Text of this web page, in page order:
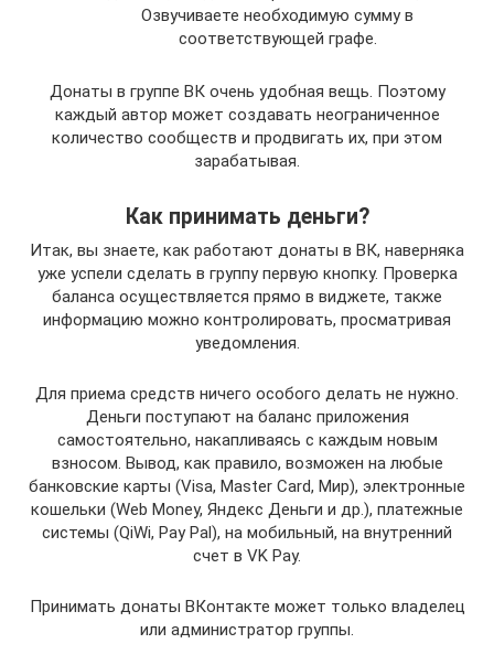
Озвучиваете необходимую сумму в
соответствующей графе.
Донаты в группе ВК очень удобная вещь. Поэтому
каждый автор может создавать неограниченное
количество сообществ и продвигать их, при этом
зарабатывая.
Как принимать деньги?
Итак, вы знаете, как работают донаты в ВК, наверняка
уже успели сделать в группу первую кнопку. Проверка
баланса осуществляется прямо в виджете, также
информацию можно контролировать, просматривая
уведомления.
Для приема средств ничего особого делать не нужно.
Деньги поступают на баланс приложения
самостоятельно, накапливаясь с каждым новым
взносом. Вывод, как правило, возможен на любые
банковские карты (Visa, Master Card, Мир), электронные
кошельки (Web Money, Яндекс Деньги и др.), платежные
системы (QiWi, Pay Pal), на мобильный, на внутренний
счет в VK Pay.
Принимать донаты ВКонтакте может только владелец
или администратор группы.